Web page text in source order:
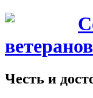
Честь и